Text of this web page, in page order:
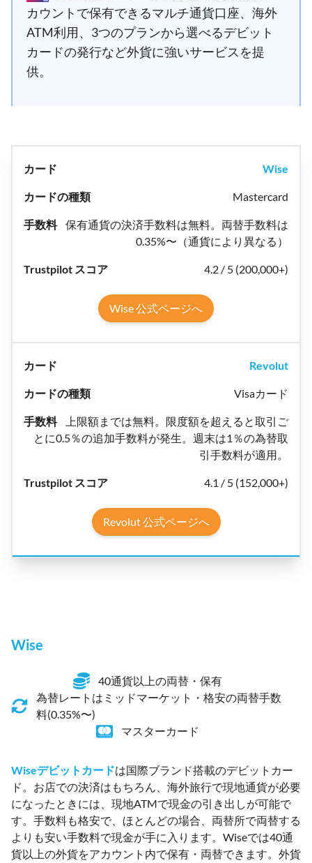
カウントで保有できるマルチ通貨口座、海外
ATM利用、3つのプランから選べるデビット
カードの発行など外貨に強いサービスを提
供。
Wise
Mastercard
保有通貨の決済手数料は無料。両替手数料は
0.35%〜（通貨により異なる）
4.2 / 5 (200,000+)
Wise 公式ページへ
Revolut
Visaカード
上限額までは無料。限度額を超えると取引ご
とに0.5％の追加手数料が発生。週末は1％の為替取
引手数料が適用。
4.1 / 5 (152,000+)
Revolut 公式ページへ
Wise
40通貨以上の両替・保有
為替レートはミッドマーケット・格安の両替手数
料(0.35%〜)
マスターカード
Wiseデビットカードは国際ブランド搭載のデビットカー
ド。お店での決済はもちろん、海外旅行で現地通貨が必要
になったときには、現地ATMで現金の引き出しが可能で
す。手数料も格安で、ほとんどの場合、両替所で両替する
よりも安い手数料で現金が手に入ります。Wiseでは40通
貨以上の外貨をアカウント内で保有・両替できます。外貨